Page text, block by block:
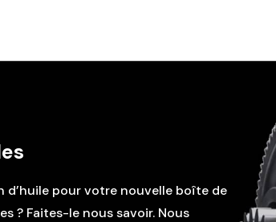
d’huile pour votre nouvelle boîte de
? Faites-le nous savoir. Nous